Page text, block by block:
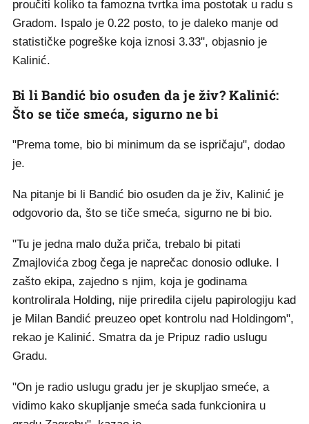
proučiti koliko ta famozna tvrtka ima postotak u radu s
Gradom. Ispalo je 0.22 posto, to je daleko manje od
statističke pogreške koja iznosi 3.33", objasnio je
Kalinić.
Bi li Bandić bio osuđen da je živ? Kalinić:
Što se tiče smeća, sigurno ne bi
"Prema tome, bio bi minimum da se ispričaju", dodao
je.
Na pitanje bi li Bandić bio osuđen da je živ, Kalinić je
odgovorio da, što se tiče smeća, sigurno ne bi bio.
"Tu je jedna malo duža priča, trebalo bi pitati
Zmajlovića zbog čega je naprečac donosio odluke. I
zašto ekipa, zajedno s njim, koja je godinama
kontrolirala Holding, nije priredila cijelu papirologiju kad
je Milan Bandić preuzeo opet kontrolu nad Holdingom",
rekao je Kalinić. Smatra da je Pripuz radio uslugu
Gradu.
"On je radio uslugu gradu jer je skupljao smeće, a
vidimo kako skupljanje smeća sada funkcionira u